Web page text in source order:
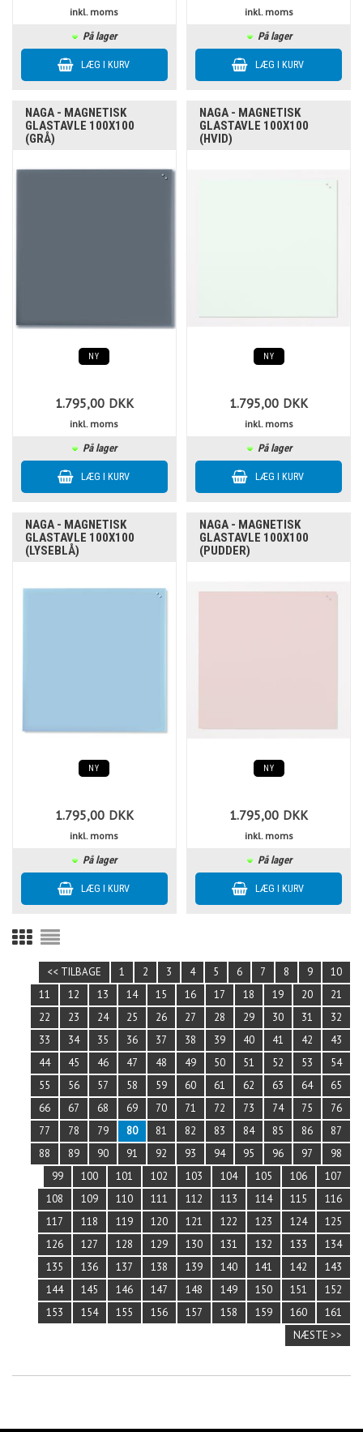
inkl. moms
På lager
inkl. moms
På lager
NAGA - MAGNETISK
GLASTAVLE 100X100
(GRÅ)
NY
1.795,00 DKK
inkl. moms
På lager
NAGA - MAGNETISK
GLASTAVLE 100X100
(HVID)
NY
1.795,00 DKK
inkl. moms
På lager
NAGA - MAGNETISK
GLASTAVLE 100X100
(LYSEBLÅ)
NY
1.795,00 DKK
inkl. moms
På lager
NAGA - MAGNETISK
GLASTAVLE 100X100
(PUDDER)
NY
1.795,00 DKK
inkl. moms
På lager
<< TILBAGE 1 2 3 4 5 6 7 8 9
10
11
12 13 14 15 16 17 18 19 20
21
22
23 24 25 26 27 28 29 30 31
32
33
34 35 36 37 38 39 40 41 42
43
44
45 46 47 48 49 50 51 52 53
54
55
56 57 58 59 60 61 62 63 64
65
66
67 68 69 70 71 72 73 74 75
76
77
78 79 80 81 82 83 84 85 86
87
88
89 90 91 92 93 94 95 96 97
98
99
100 101 102 103 104 105 106
107
108
109 110 111 112 113 114 115
116
117
118 119 120 121 122 123 124
125
126
127 128 129 130 131 132 133
134
135
136 137 138 139 140 141 142
143
144
145 146 147 148 149 150 151
152
153
154 155 156 157 158 159 160
161
NÆSTE >>